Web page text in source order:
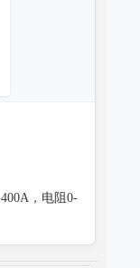
，电阻0-